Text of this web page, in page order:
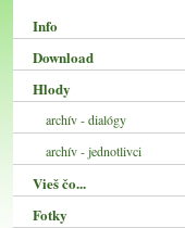
Info
Download
Hlody
archív - dialógy
archív - jednotlivci
Vieš čo...
Fotky